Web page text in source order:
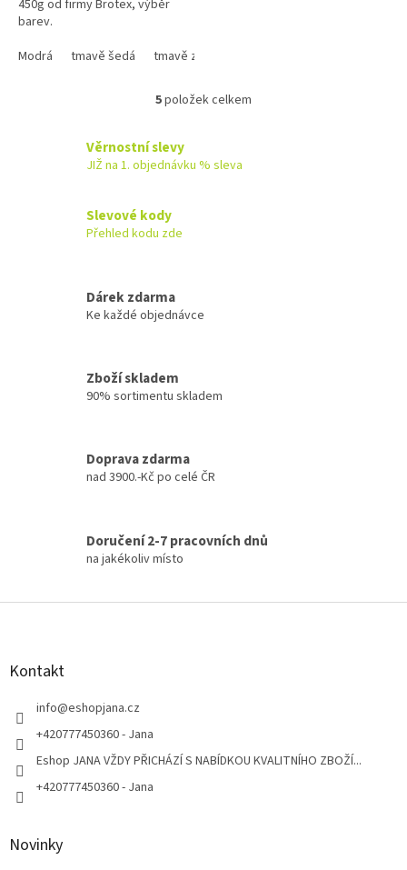
hvězdiček.
450g od firmy Brotex, výběr
barev.
Modrá
tmavě šedá tmavě zelená
O
á
y
s
5položek celkem
Věrnostní slevy
JIŽ na 1. objednávku % sleva
Slevové kody
Přehled kodu zde
Dárek zdarma
Ke každé objednávce
Zboží skladem
90% sortimentu skladem
Doprava zdarma
nad 3900.-Kč po celé ČR
Doručení 2-7 pracovních dnů
na jakékoliv místo
Z
Kontakt
info@eshopjana.cz
+420777450360 - Jana
Eshop JANA VŽDY PŘICHÁZÍ S NABÍDKOU KVALITNÍHO ZBOŽÍ...
+420777450360 - Jana
Novinky